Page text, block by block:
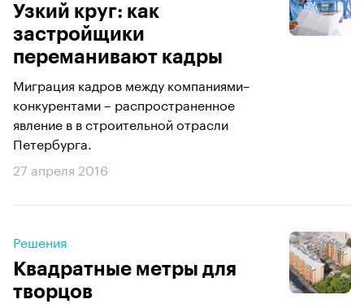
Узкий круг: как
застройщики
переманивают кадры
Миграция кадров между компаниями–
конкурентами – распространенное
явление в в строительной отрасли
Петербурга.
27 апреля 2016
Решения
Квадратные метры для
творцов